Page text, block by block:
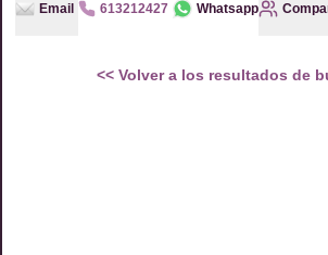
Email 613212427 Whatsapp
<< Volver a los resultados de